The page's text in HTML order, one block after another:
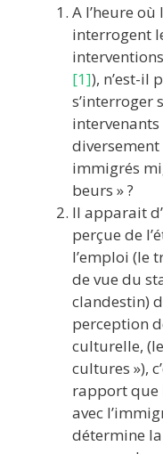
A l’heure
interrogent
[1]), n’est-il
s’interroger
immigrés
beurs » ?
Il apparait
perçue de
l’emploi (le
de vue du
clandestin)
perception
culturelle,
cultures »),
rapport que
avec
détermine